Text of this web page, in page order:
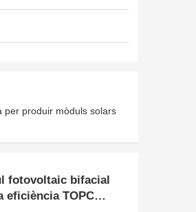
per produir mòduls solars
fotovoltaic bifacial
eficiència TOPCon